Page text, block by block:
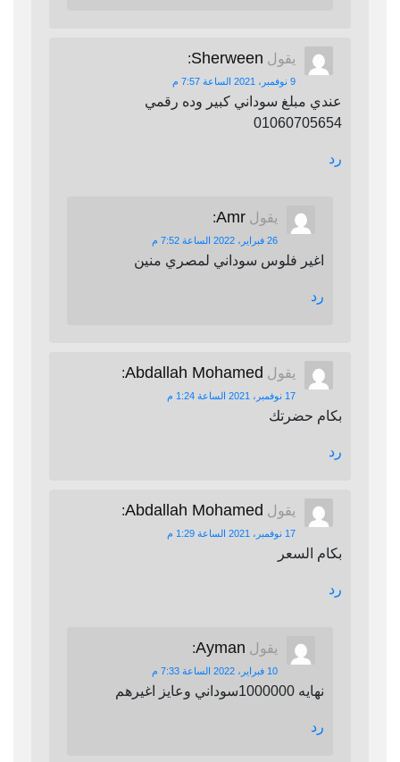
يقول Sherween
:
9 نوفمبر، 2021 الساعة 7:57 م
عندي مبلغ سوداني كبير وده رقمي
01060705654
رد
يقول Amr
:
26 فبراير، 2022 الساعة 7:52 م
اغير فلوس سوداني لمصري منين
رد
يقول Abdallah Mohamed
:
17 نوفمبر، 2021 الساعة 1:24 م
بكام حضرتك
رد
يقول Abdallah Mohamed
:
17 نوفمبر، 2021 الساعة 1:29 م
بكام السعر
رد
يقول Ayman
:
10 فبراير، 2022 الساعة 7:33 م
نهايه 1000000سوداني وعايز اغيرهم
رد